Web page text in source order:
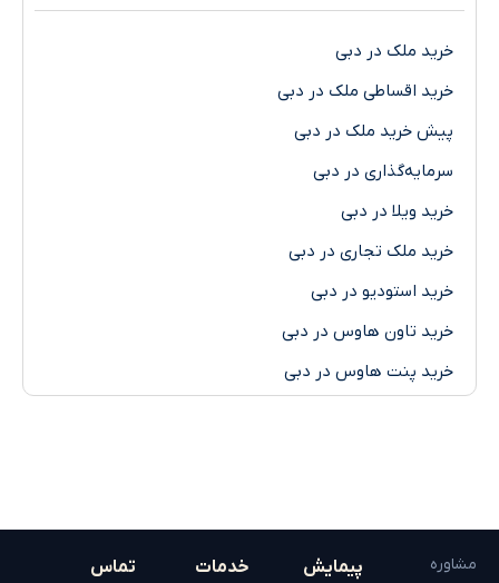
خرید ملک در دبی
خرید اقساطی ملک در دبی
پیش خرید ملک در دبی
سرمایه‌گذاری در دبی
خرید ویلا در دبی
خرید ملک تجاری در دبی
خرید استودیو در دبی
خرید تاون هاوس در دبی
خرید پنت هاوس در دبی
مشاوره
پیمایش خدمات تماس